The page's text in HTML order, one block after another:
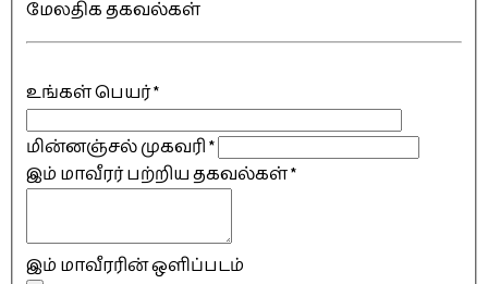
மேலதிக தகவல்கள்
உங்கள் பெயர்*
மின்னஞ்சல் முகவரி*
இம் மாவீரர் பற்றிய தகவல்கள்*
இம் மாவீரரின் ஒளிப்படம்